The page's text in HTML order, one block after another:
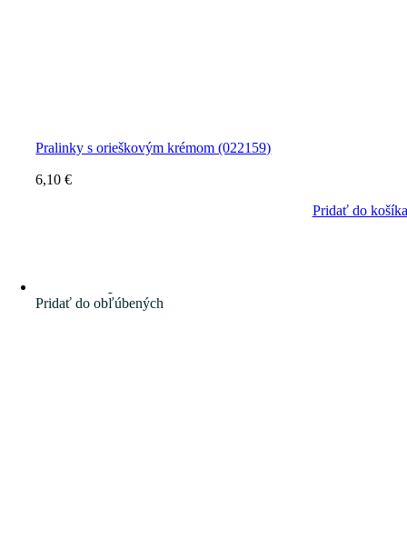
Pralinky s orieškovým krémom (022159)
6,10€
Pridať do košíka
Pridať do obľúbených